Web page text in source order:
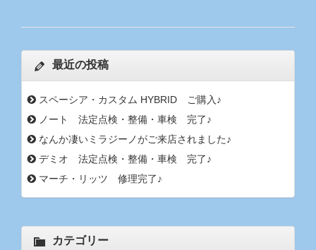
最近の投稿
スペーシア・カスタム HYBRID ご購入♪
ノート 法定点検・整備・車検 完了♪
なんか凄いミラジーノがご来店されました♪
デミオ 法定点検・整備・車検 完了♪
マーチ・リッツ 修理完了♪
カテゴリー